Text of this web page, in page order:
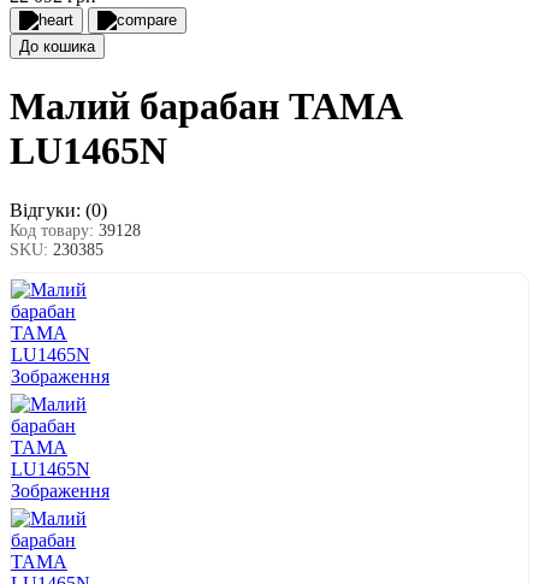
До кошика
Малий барабан TAMA
LU1465N
Відгуки: (0)
Код товару: 39128
SKU: 230385